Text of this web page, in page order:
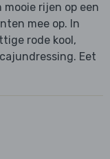
rijen op een
mee op. In
rode kool,
Eet